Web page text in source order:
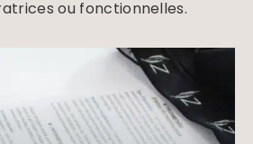
ou fonctionnelles.